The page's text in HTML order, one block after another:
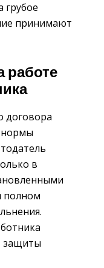
грубое
принимают
работе
договора
нормы
в
полном
защиты